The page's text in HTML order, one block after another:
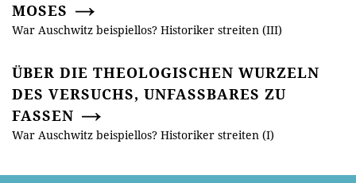
MOSES
War Auschwitz beispiellos? Historiker streiten (III)
ÜBER DIE THEOLOGISCHEN WURZELN
DES VERSUCHS, UNFASSBARES ZU
FASSEN
War Auschwitz beispiellos? Historiker streiten (I)